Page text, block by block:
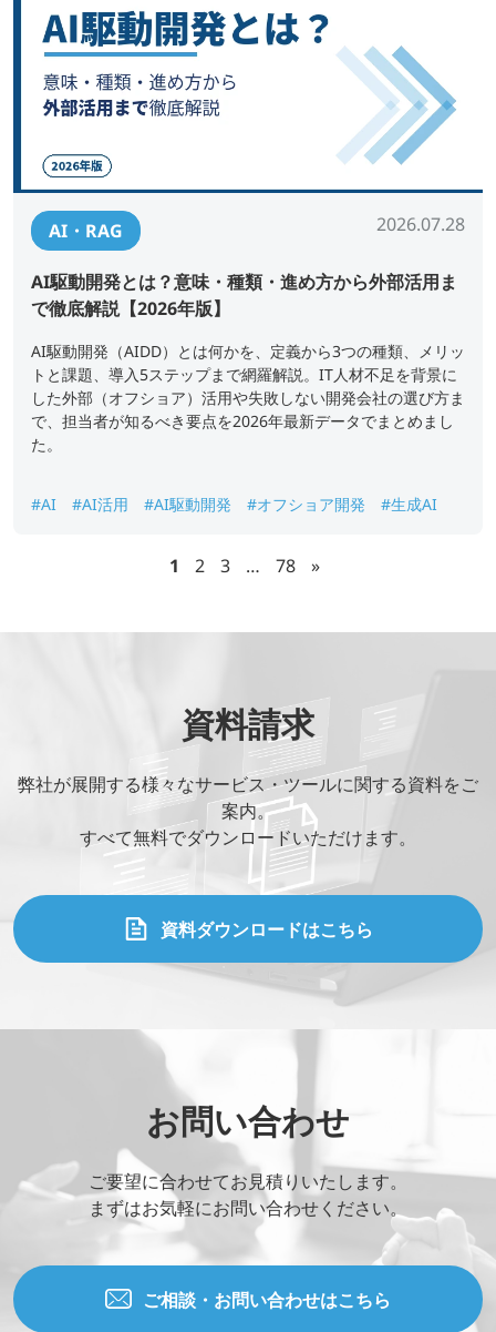
AI・RAG 2026.07.28
AI駆動開発とは？意味・種類・進め方から外部活用ま
で徹底解説【2026年版】
AI駆動開発（AIDD）とは何かを、定義から3つの種類、メリッ
トと課題、導入5ステップまで網羅解説。IT人材不足を背景に
した外部（オフショア）活用や失敗しない開発会社の選び方ま
で、担当者が知るべき要点を2026年最新データでまとめまし
た。
#AI #AI活用 #AI駆動開発 #オフショア開発 #生成AI
1 2 3 … 78 »
資料請求
弊社が展開する様々なサービス・ツールに関する資料をご
案内。
すべて無料でダウンロードいただけます。
資料ダウンロードはこちら
お問い合わせ
ご要望に合わせてお見積りいたします。
まずはお気軽にお問い合わせください。
ご相談・お問い合わせはこちら